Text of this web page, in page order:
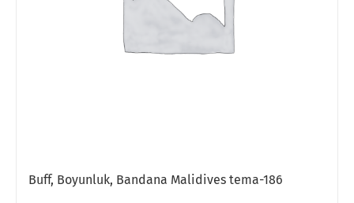
Buff, Boyunluk, Bandana Malidives tema-186